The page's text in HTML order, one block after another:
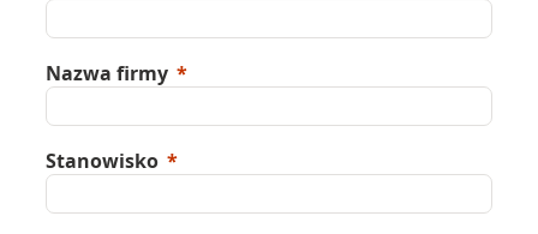
Nazwa firmy
Stanowisko